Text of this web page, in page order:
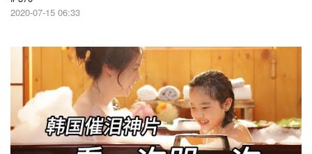
2020-07-15 06:33